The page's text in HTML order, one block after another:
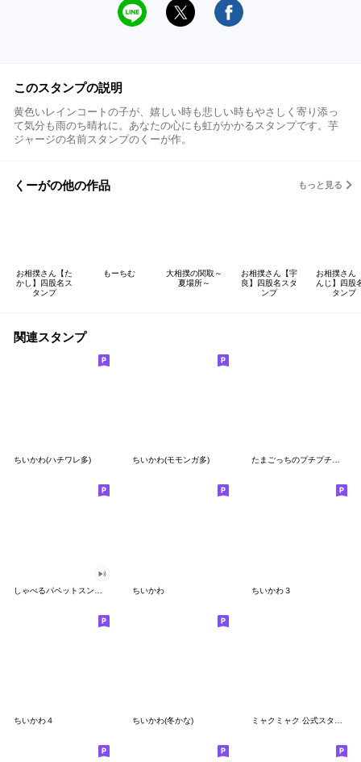
このスタンプの説明
黄色いレインコートの子が、嬉しい時も悲しい時もやさしく寄り添っ
て気分も雨のち晴れに。あなたの心にも虹がかかるスタンプです。芋
ジャージの名前スタンプのくーが作。
くーがの他の作品 もっと見る
お相撲さん【た
かし】四股名ス
タンプ
もーちむ
大相撲の関取～
夏場所～
お相撲さん【宇
良】四股名スタ
ンプ
お相撲さん
んじ】四股
タンプ
関連スタンプ
ちいかわ(ハチワレ多) ちいかわ(モモンガ多) たまごっちのプチプチおみせっち
ちいかわ ちいかわ３
ちいかわ４ ちいかわ(冬かな)